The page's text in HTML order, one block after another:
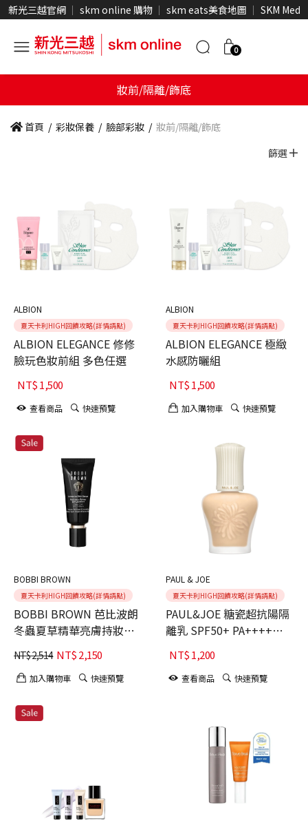
新光三越官網 skm online 購物 skm eats美食地圖 SKM Media
0
妝前/隔離/飾底
首頁 / 彩妝保養 / 臉部彩妝 / 妝前/隔離/飾底
篩選
ALBION
夏天卡利HIGH回饋攻略(詳情請點)
ALBION ELEGANCE 修修
臉玩色妝前組 多色任選
NT$1,500
查看商品 快速預覽
ALBION
夏天卡利HIGH回饋攻略(詳情請點)
ALBION ELEGANCE 極緻
水感防曬組
NT$1,500
加入購物車 快速預覽
BOBBI BROWN
夏天卡利HIGH回饋攻略(詳情請點)
BOBBI BROWN 芭比波朗
冬蟲夏草精華亮膚持妝乳
SPF25 PA++
NT$2,514 NT$2,150
加入購物車 快速預覽
PAUL & JOE
夏天卡利HIGH回饋攻略(詳情請點)
PAUL&JOE 糖瓷超抗陽隔
離乳 SPF50+ PA++++
30ml
NT$1,200
查看商品 快速預覽